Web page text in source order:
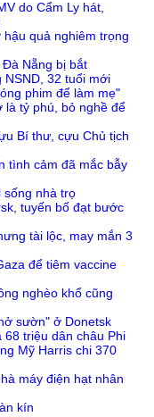
do Cẩm Ly hát,
quả nghiêm trọng
Đà Nẵng bị bắt
32 tuổi mới
phim để làm mẹ"
là tỷ phú, bỏ nghề để
Bí thư, cựu Chủ tịch
tình cảm đã mắc bẫy
sống nhà trọ
tuyến bố đạt bước
tài lộc, may mắn 3
để tiêm vaccine
nghèo khổ cũng
sườn" ở Donetsk
68 triệu dân châu Phi
Mỹ Harris chi 370
máy điện hạt nhân
kín